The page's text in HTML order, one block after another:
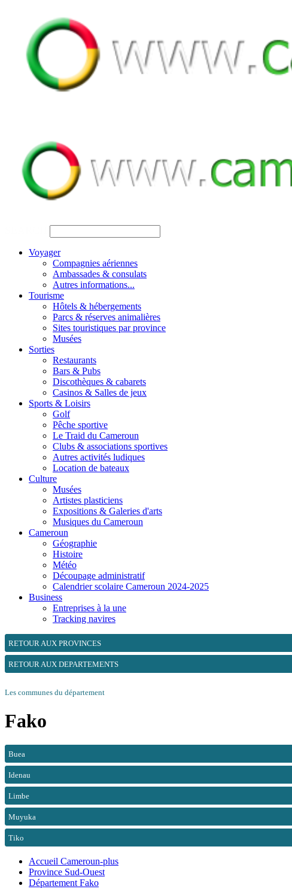
Voyager
Compagnies aériennes
Ambassades & consulats
Autres informations...
Tourisme
Hôtels & hébergements
Parcs & réserves animalières
Sites touristiques par province
Musées
Sorties
Restaurants
Bars & Pubs
Discothèques & cabarets
Casinos & Salles de jeux
Sports & Loisirs
Golf
Pêche sportive
Le Traid du Cameroun
Clubs & associations sportives
Autres activités ludiques
Location de bateaux
Culture
Musées
Artistes plasticiens
Expositions & Galeries d'arts
Musiques du Cameroun
Cameroun
Géographie
Histoire
Météo
Découpage administratif
Calendrier scolaire Cameroun 2024-2025
Business
Entreprises à la une
Tracking navires
RETOUR AUX PROVINCES
RETOUR AUX DEPARTEMENTS
Les communes du département
Fako
Buea
Idenau
Limbe
Muyuka
Tiko
Accueil Cameroun-plus
Province Sud-Ouest
Département Fako